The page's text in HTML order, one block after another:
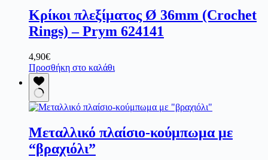
Κρίκοι πλεξίματος Ø 36mm (Crochet
Rings) – Prym 624141
4,90€
Προσθήκη στο καλάθι
Μεταλλικό πλαίσιο-κούμπωμα με
“βραχιόλι”